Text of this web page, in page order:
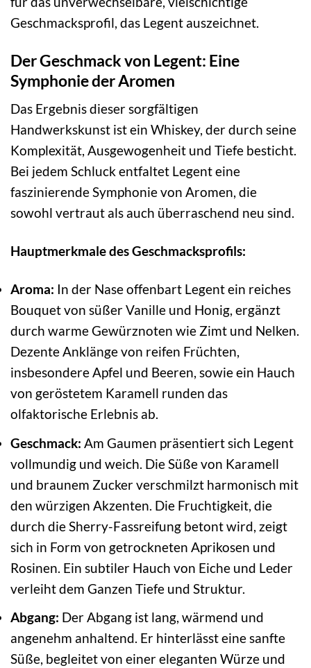
Geschmacksprofil, das Legent auszeichnet.
Der Geschmack von Legent: Eine
Symphonie der Aromen
Das Ergebnis dieser sorgfältigen
Handwerkskunst ist ein Whiskey, der durch seine
Komplexität, Ausgewogenheit und Tiefe besticht.
Bei jedem Schluck entfaltet Legent eine
faszinierende Symphonie von Aromen, die
sowohl vertraut als auch überraschend neu sind.
Hauptmerkmale des Geschmacksprofils:
Aroma: In der Nase offenbart Legent ein reiches
Bouquet von süßer Vanille und Honig, ergänzt
durch warme Gewürznoten wie Zimt und Nelken.
Dezente Anklänge von reifen Früchten,
insbesondere Apfel und Beeren, sowie ein Hauch
von geröstetem Karamell runden das
olfaktorische Erlebnis ab.
Geschmack: Am Gaumen präsentiert sich Legent
vollmundig und weich. Die Süße von Karamell
und braunem Zucker verschmilzt harmonisch mit
den würzigen Akzenten. Die Fruchtigkeit, die
durch die Sherry-Fassreifung betont wird, zeigt
sich in Form von getrockneten Aprikosen und
Rosinen. Ein subtiler Hauch von Eiche und Leder
verleiht dem Ganzen Tiefe und Struktur.
Abgang: Der Abgang ist lang, wärmend und
angenehm anhaltend. Er hinterlässt eine sanfte
Süße, begleitet von einer eleganten Würze und